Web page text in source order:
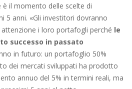
è il momento delle scelte di
5 anni. «Gli investitori dovranno
i loro portafogli perché le
successo in passato
in futuro: un portafoglio 50%
dei mercati sviluppati ha prodotto
annuo del 5% in termini reali, ma